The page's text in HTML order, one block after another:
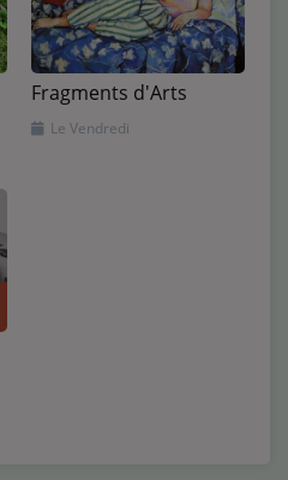
Fragments d'Arts
Le Vendredi